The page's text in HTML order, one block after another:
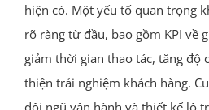
hiện có. Một yếu tố quan trọng
rõ ràng từ đầu, bao gồm KPI về
giảm thời gian thao tác, tăng độ
thiện trải nghiệm khách hàng.
đội ngũ vận hành và thiết kế lộ